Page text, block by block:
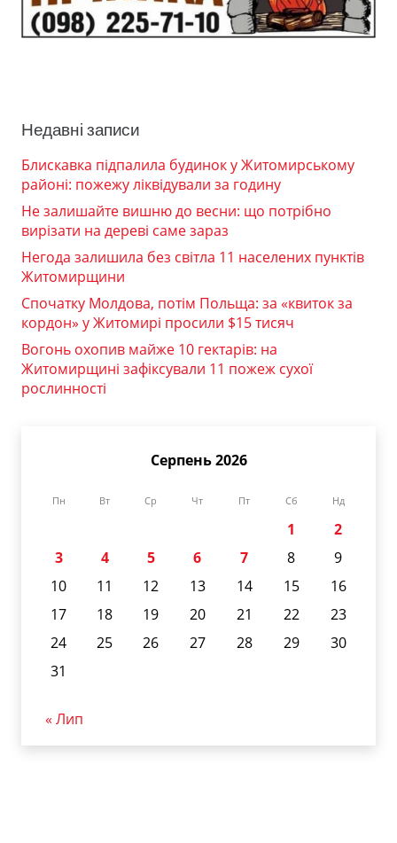
Недавні записи
Блискавка підпалила будинок у Житомирському
районі: пожежу ліквідували за годину
Не залишайте вишню до весни: що потрібно
вирізати на дереві саме зараз
Негода залишила без світла 11 населених пунктів
Житомирщини
Спочатку Молдова, потім Польща: за «квиток за
кордон» у Житомирі просили $15 тисяч
Вогонь охопив майже 10 гектарів: на
Житомирщині зафіксували 11 пожеж сухої
рослинності
Серпень 2026
Пн Вт Ср Чт Пт Сб Нд
1
2
3
4 5 6 7 8
9
10
11 12 13 14 15
16
17
18 19 20 21 22
23
24
25 26 27 28 29
30
31
« Лип